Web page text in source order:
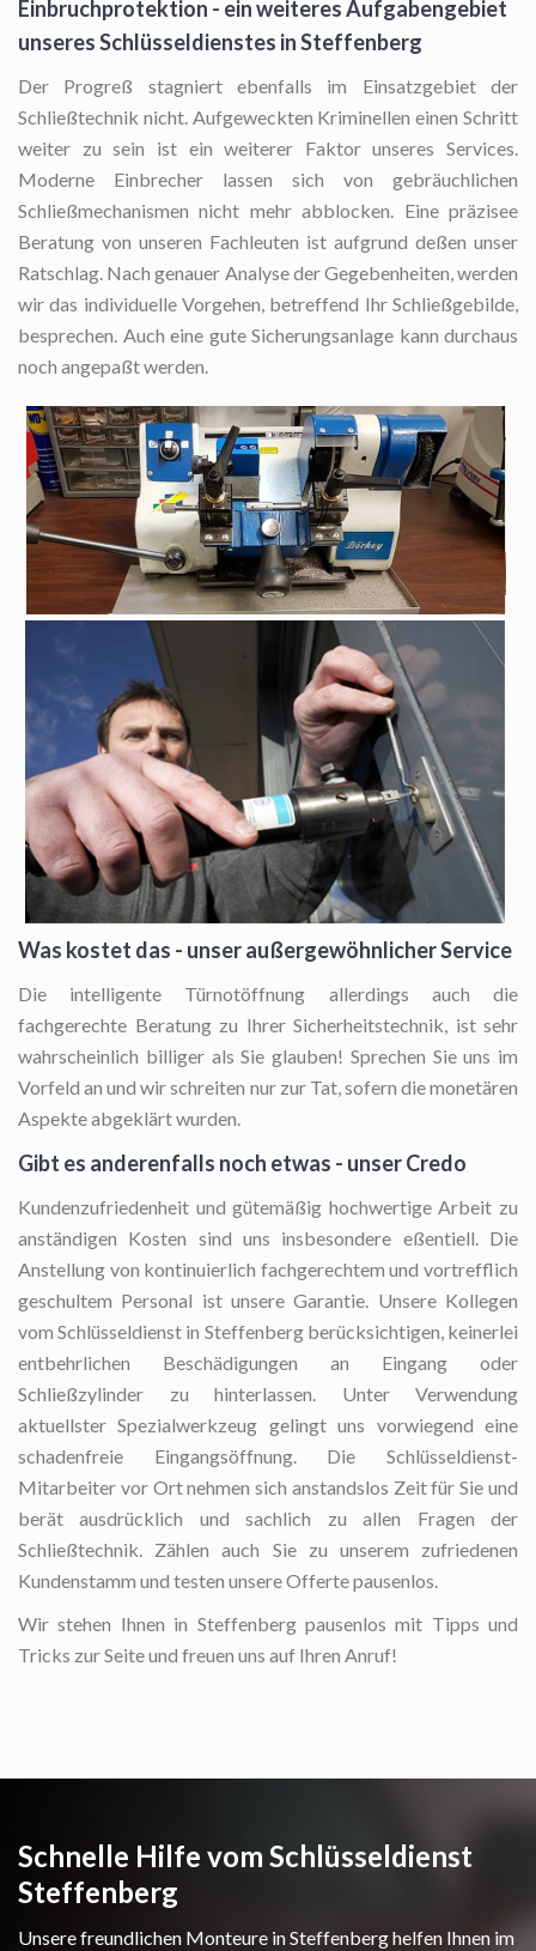
Einbruchprotektion - ein weiteres Aufgabengebiet
unseres Schlüsseldienstes in Steffenberg
Der Progreß stagniert ebenfalls im Einsatzgebiet der
Schließtechnik nicht. Aufgeweckten Kriminellen einen Schritt
weiter zu sein ist ein weiterer Faktor unseres Services.
Moderne Einbrecher lassen sich von gebräuchlichen
Schließmechanismen nicht mehr abblocken. Eine präzisee
Beratung von unseren Fachleuten ist aufgrund deßen unser
Ratschlag. Nach genauer Analyse der Gegebenheiten, werden
wir das individuelle Vorgehen, betreffend Ihr Schließgebilde,
besprechen. Auch eine gute Sicherungsanlage kann durchaus
noch angepaßt werden.
Was kostet das - unser außergewöhnlicher Service
Die intelligente Türnotöffnung allerdings auch die
fachgerechte Beratung zu Ihrer Sicherheitstechnik, ist sehr
wahrscheinlich billiger als Sie glauben! Sprechen Sie uns im
Vorfeld an und wir schreiten nur zur Tat, sofern die monetären
Aspekte abgeklärt wurden.
Gibt es anderenfalls noch etwas - unser Credo
Kundenzufriedenheit und gütemäßig hochwertige Arbeit zu
anständigen Kosten sind uns insbesondere eßentiell. Die
Anstellung von kontinuierlich fachgerechtem und vortrefflich
geschultem Personal ist unsere Garantie. Unsere Kollegen
vom Schlüsseldienst in Steffenberg berücksichtigen, keinerlei
entbehrlichen Beschädigungen an Eingang oder
Schließzylinder zu hinterlassen. Unter Verwendung
aktuellster Spezialwerkzeug gelingt uns vorwiegend eine
schadenfreie Eingangsöffnung. Die Schlüsseldienst-
Mitarbeiter vor Ort nehmen sich anstandslos Zeit für Sie und
berät ausdrücklich und sachlich zu allen Fragen der
Schließtechnik. Zählen auch Sie zu unserem zufriedenen
Kundenstamm und testen unsere Offerte pausenlos.
Wir stehen Ihnen in Steffenberg pausenlos mit Tipps und
Tricks zur Seite und freuen uns auf Ihren Anruf!
Schnelle Hilfe vom Schlüsseldienst
Steffenberg
Unsere freundlichen Monteure in Steffenberg helfen Ihnen im